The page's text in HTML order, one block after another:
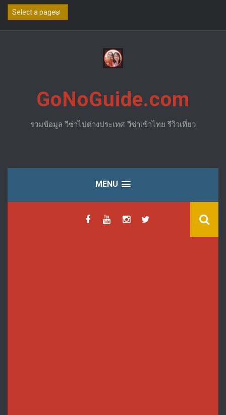
Skip
GoNoGuide.com
รวมข้อมูล วีซ่าไปต่างประเทศ วีซ่าเข้าไทย รีวิวเที่ยว
MENU